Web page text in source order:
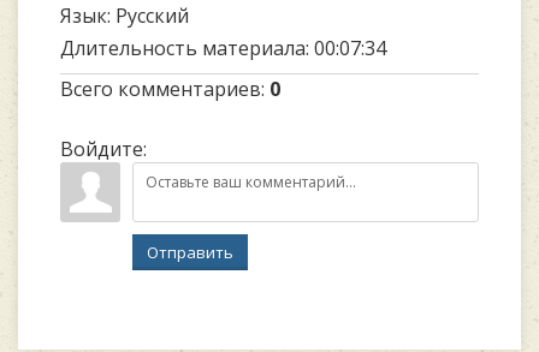
Язык: Русский
Длительность материала: 00:07:34
Всего комментариев: 0
Войдите:
Отправить